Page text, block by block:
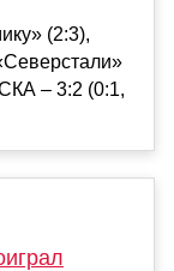
(2:3),
– 3:2 (0:1,